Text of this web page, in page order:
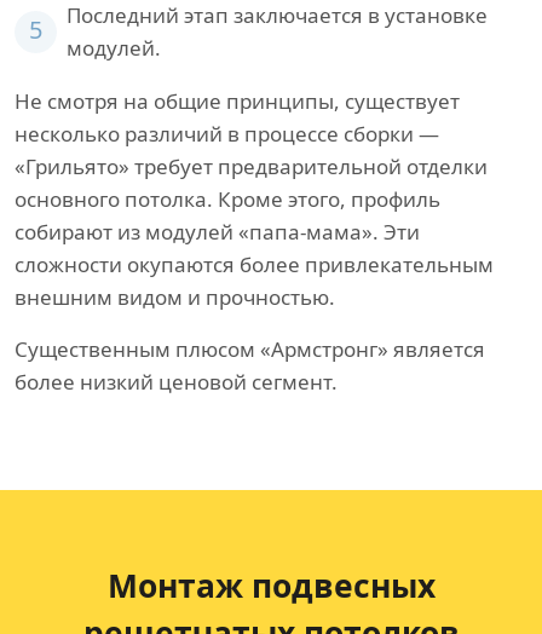
5
Последний этап заключается в установке
модулей.
Не смотря на общие принципы, существует
несколько различий в процессе сборки —
«Грильято» требует предварительной отделки
основного потолка. Кроме этого, профиль
собирают из модулей «папа-мама». Эти
сложности окупаются более привлекательным
внешним видом и прочностью.
Существенным плюсом «Армстронг» является
более низкий ценовой сегмент.
Монтаж подвесных